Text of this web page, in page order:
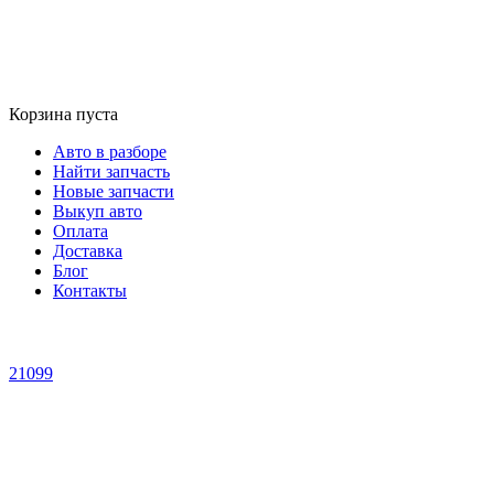
Корзина пуста
Авто в разборе
Найти запчасть
Новые запчасти
Выкуп авто
Оплата
Доставка
Блог
Контакты
21099